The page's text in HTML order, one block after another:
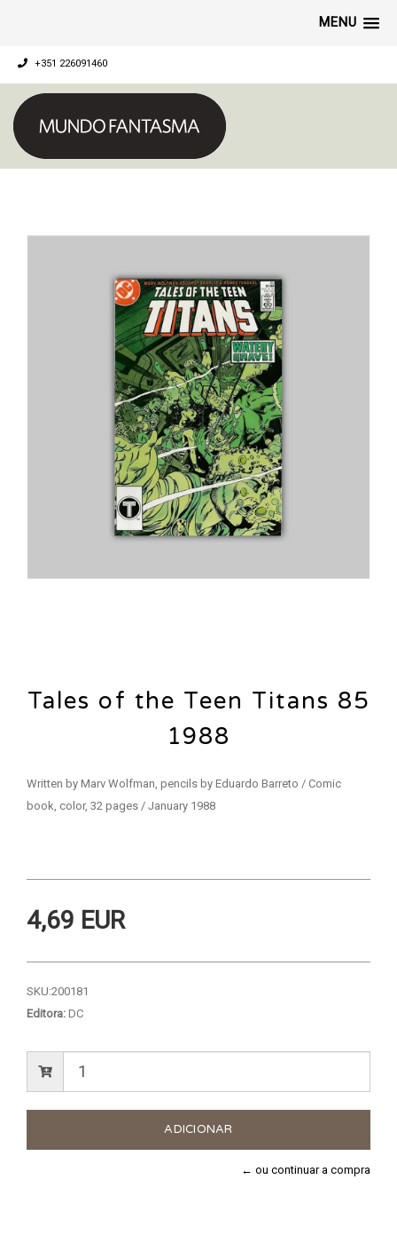
MENU
+351 226091460
Tales of the Teen Titans 85
1988
Written by Marv Wolfman, pencils by Eduardo Barreto / Comic
book, color, 32 pages / January 1988
4,69 EUR
SKU:200181
Editora: DC
← ou continuar a compra